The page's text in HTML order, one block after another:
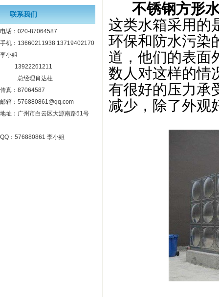
不锈钢方形
这类水箱采用的
环保和防水污染
道，他们的表面
数人对这样的情
有很好的压力承
减少，除了外观
联系我们
电话：020-87064587
手机：13660211938 13719402170
李小姐
13922261211
总经理肖达柱
传真：87064587
邮箱：576880861@qq.com
地址：广州市白云区大源南路51号
QQ：576880861 李小姐